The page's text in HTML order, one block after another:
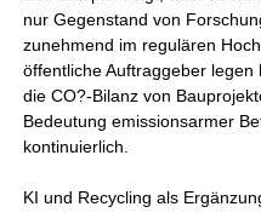
nur Gegenstand von
zunehmend im regulären
öffentliche Auftraggeber
die CO?-Bilanz von
Bedeutung emissionsarmer
kontinuierlich.
KI und Recycling als